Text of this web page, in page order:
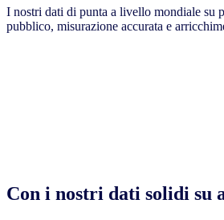
I nostri dati di punta a livello mondiale su
pubblico, misurazione accurata e
Con i nostri dati solidi su